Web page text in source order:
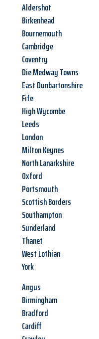
Aldershot
Birkenhead
Bournemouth
Cambridge
Coventry
Die Medway Towns
East Dunbartonshire
Fife
High Wycombe
Leeds
London
Milton Keynes
North Lanarkshire
Oxford
Portsmouth
Scottish Borders
Southampton
Sunderland
Thanet
West Lothian
York
Angus
Birmingham
Bradford
Cardiff